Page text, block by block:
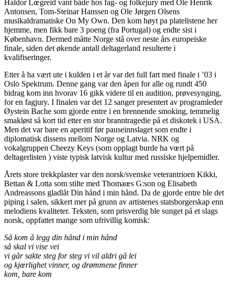
Haldor Lœgreid vant både hos fag- og folkejury med Ole Henrik
Antonsen, Tom-Steinar Hanssen og Ole Jørgen Olsens
musikaldramatiske On My Own. Den kom høyt pa platelistene her
hjemme, men fikk bare 3 poeng (fra Portugal) og endte sist i
København. Dermed måtte Norge stå over neste års europeiske
finale, siden det økende antall deltagerland resulterte i
kvalifiseringer.
Etter å ha vært ute i kulden i et år var det full fart med finale i ’03 i
Oslo Spektrum. Denne gang var den åpen for alle og rundt 450
bidrag kom inn hvorav 16 gikk videre til en audition, prøvesynging,
for en fagjury. I finalen var det 12 sanger presentert av programleder
Øystein Bache som gjorde entre i en brennende smoking, temmelig
smakløst så kort tid etter en stor branntragedie på et diskotek i USA.
Men det var bare en aperitif før pauseinnslaget som endte i
diplomatisk dissens mellom Norge og Latvia. NRK og
vokalgruppen Cheezy Keys (som opplagt burde ha vœrt på
deltagerlisten ) viste typisk latvisk kultur med russiske hjelpemidler.
Årets store trekkplaster var den norsk/svenske veterantrioen Kikki,
Bettan & Lotta som stilte med Thomaœs G:son og Elisabeth
Andreassons gladlåt Din hånd i min hånd. Da de gjorde entre ble det
piping i salen, sikkert mer på grunn av artistenes statsborgerskap enn
melodiens kvaliteter. Teksten, som prisverdig ble sunget på et slags
norsk, oppfattet mange som ufrivillig komisk:
Så kom å legg din hånd i min hånd
så skal vi vise vei
vi går sakte steg for steg vi vil aldri gå lei
og kjœrlighet vinner, og drømmene finner
kom, bare kom